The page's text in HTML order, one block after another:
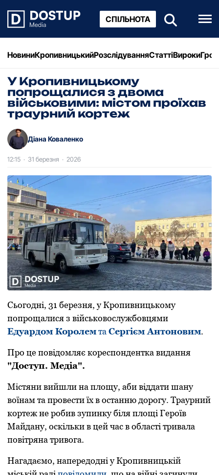
СПІЛЬНОТА
НовиниКропивницькийРозслідуванняСтаттіВироки
У Кропивницькому
попрощалися з двома
військовими: містом проїхав
траурний кортеж
Діана Коваленко
12:15 · 31 березня · 2026
Сьогодні, 31 березня, у Кропивницькому
попрощалися з військовослужбовцями
Едуардом Королемта Сергієм Антоновим.
Про це повідомляє кореспондентка видання
"Доступ. Медіа".
Містяни вийшли на площу, аби віддати шану
воїнам та провести їх в останню дорогу. Траурний
кортеж не робив зупинку біля площі Героїв
Майдану, оскільки в цей час в області тривала
повітряна тривога.
Нагадаємо, напередодні у Кропивницькій